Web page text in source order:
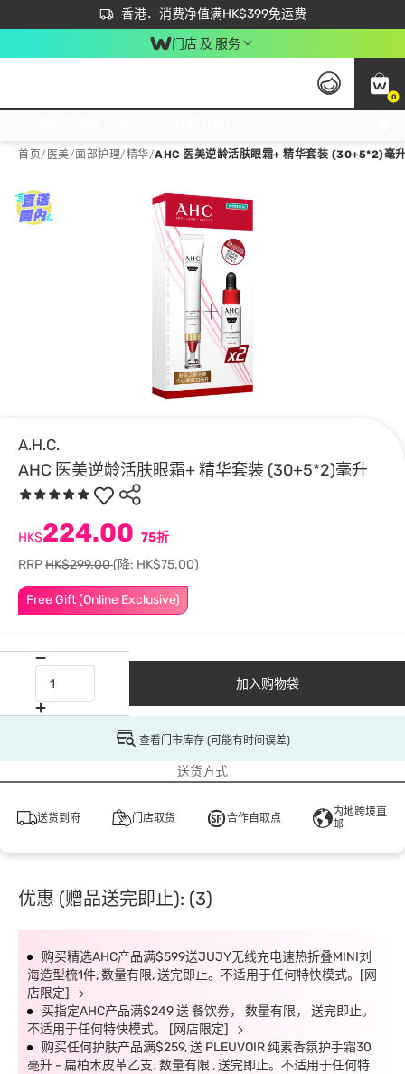
香港．消费净值满HK$399免运费
立即成为易赏钱会员尽享独家优惠
首次APP下单买满$450 输入 NEWAPP 即减$50
门店 及 服务
0
首页/ 医美/面部护理/精华/AHC 医美逆龄活肤眼霜+ 精华套装 (30+5*2)毫
A.H.C.
AHC 医美逆龄活肤眼霜+ 精华套装 (30+5*2)毫升
Free Gift (Online Exclusive)
HK$224.00 75折
RRPHK$299.00(降: HK$75.00)
加入购物袋
查看门市库存 (可能有时间误差)
送货方式
送货到府 门店取货 合作自取点
内地跨境直
邮
优惠 (赠品送完即止): (3)
购买精选AHC产品满$599送JUJY无线充电速热折叠MINI刘
海造型梳1件, 数量有限, 送完即止。不适用于任何特快模式。[网
店限定]
买指定AHC产品满$249 送 餐饮劵， 数量有限， 送完即止。
不适用于任何特快模式。 [网店限定]
购买任何护肤产品满$259, 送 PLEUVOIR 纯素香氛护手霜30
毫升 - 扁柏木皮革乙支. 数量有限 , 送完即止。不适用于任何特